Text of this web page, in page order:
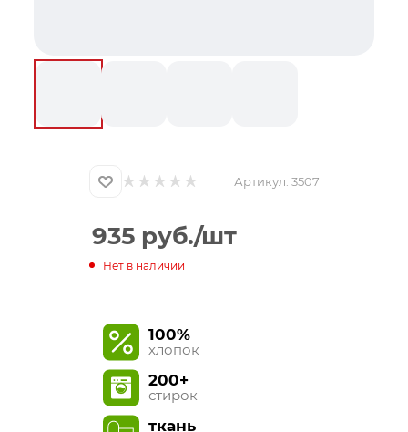
Артикул: 3507
935руб./шт
Нет в наличии
100%
хлопок
200+
стирок
ткань